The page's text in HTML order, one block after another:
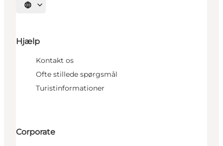
Vælg sprog
Hjælp
Kontakt os
Ofte stillede spørgsmål
Turistinformationer
Corporate